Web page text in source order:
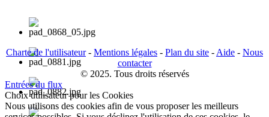
Charte de l'utilisateur- Mentions légales - Plan du site - Aide - Nous
contacter
© 2025. Tous droits réservés
Entrées du flux
Choix utilisateur pour les Cookies
Nous utilisons des cookies afin de vous proposer les meilleurs